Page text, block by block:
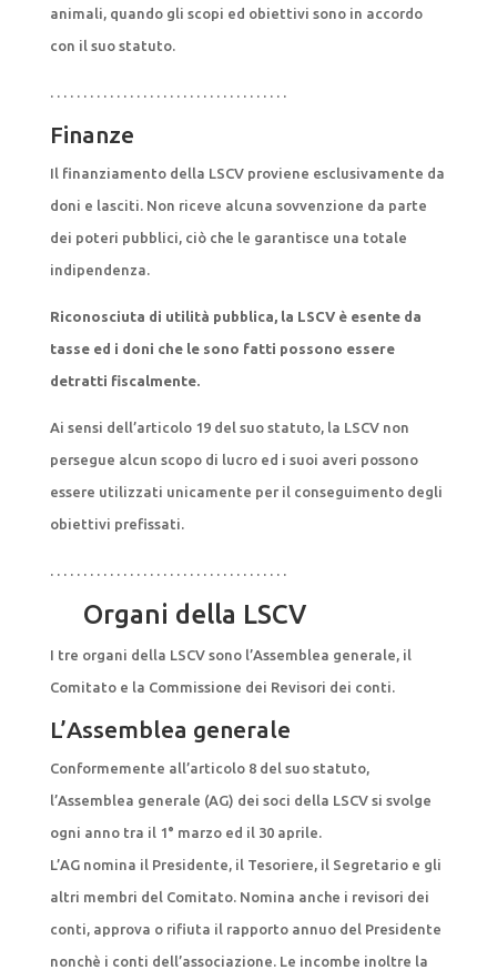
animali, quando gli scopi ed obiettivi sono in accordo
con il suo statuto.
. . . . . . . . . . . . . . . . . . . . . . . . . . . . . . . . . . . .
Finanze
Il finanziamento della LSCV proviene esclusivamente da
doni e lasciti. Non riceve alcuna sovvenzione da parte
dei poteri pubblici, ciò che le garantisce una totale
indipendenza.
Riconosciuta di utilità pubblica, la LSCV è esente da
tasse ed i doni che le sono fatti possono essere
detratti fiscalmente.
Ai sensi dell’articolo 19 del suo statuto, la LSCV non
persegue alcun scopo di lucro ed i suoi averi possono
essere utilizzati unicamente per il conseguimento degli
obiettivi prefissati.
. . . . . . . . . . . . . . . . . . . . . . . . . . . . . . . . . . . .
Organi della LSCV
I tre organi della LSCV sono l’Assemblea generale, il
Comitato e la Commissione dei Revisori dei conti.
L’Assemblea generale
Conformemente all’articolo 8 del suo statuto,
l’Assemblea generale (AG) dei soci della LSCV si svolge
ogni anno tra il 1° marzo ed il 30 aprile.
L’AG nomina il Presidente, il Tesoriere, il Segretario e gli
altri membri del Comitato. Nomina anche i revisori dei
conti, approva o rifiuta il rapporto annuo del Presidente
nonchè i conti dell’associazione. Le incombe inoltre la